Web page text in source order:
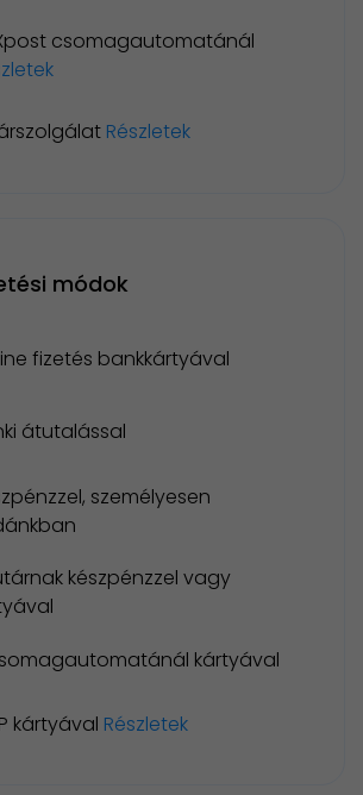
csomagautomatánál
Részletek
módok
fizetés bankkártyával
átutalással
személyesen
készpénzzel vagy
kártyával
kártyával Részletek